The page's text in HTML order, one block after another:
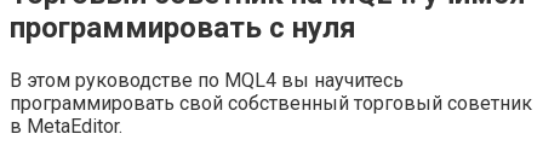
программировать с нуля
В этом руководстве по MQL4 вы научитесь
программировать свой собственный торговый советник
в MetaEditor.